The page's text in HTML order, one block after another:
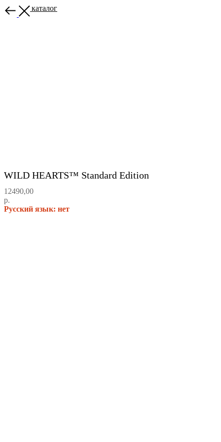
Назад в каталог
WILD HEARTS™ Standard Edition
12490,00
р.
Русский язык: нет